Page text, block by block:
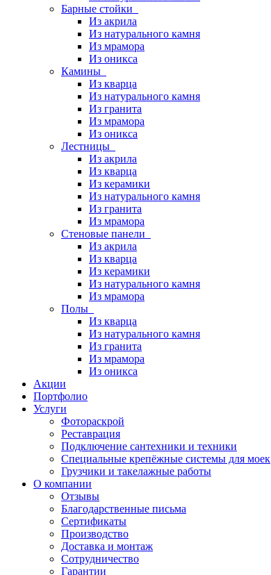
Барные стойки
Из акрила
Из натурального камня
Из мрамора
Из оникса
Камины
Из кварца
Из натурального камня
Из гранита
Из мрамора
Из оникса
Лестницы
Из акрила
Из кварца
Из керамики
Из натурального камня
Из гранита
Из мрамора
Стеновые панели
Из акрила
Из кварца
Из керамики
Из натурального камня
Из мрамора
Полы
Из кварца
Из натурального камня
Из гранита
Из мрамора
Из оникса
Акции
Портфолио
Услуги
Фотораскрой
Реставрация
Подключение сантехники и техники
Специальные крепёжные системы для моек
Грузчики и такелажные работы
О компании
Отзывы
Благодарственные письма
Сертификаты
Производство
Доставка и монтаж
Сотрудничество
Гарантии